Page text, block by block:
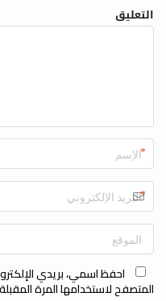
التعليق
*
*
احفظ اسمي، بريدي
المتصفح لاستخدامها المرة